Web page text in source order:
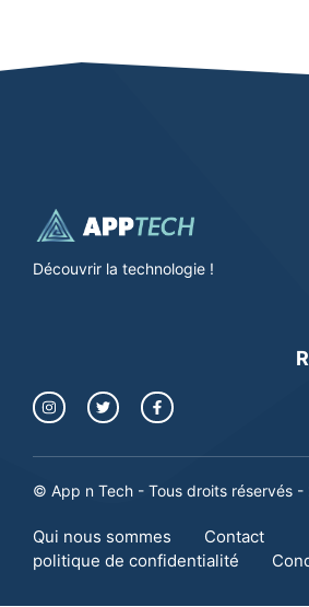
Découvrir la technologie !
© App n Tech - Tous droits réservés
Qui nous sommes
Contact
politique de confidentialité